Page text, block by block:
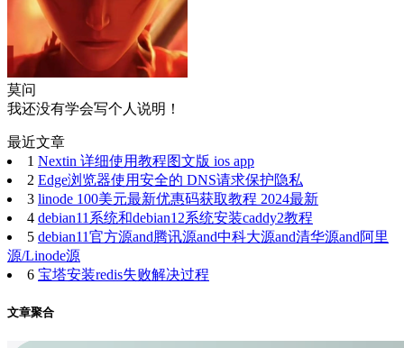
莫问
我还没有学会写个人说明！
最近文章
1 Nextin 详细使用教程图文版 ios app
2 Edge浏览器使用安全的 DNS请求保护隐私
3 linode 100美元最新优惠码获取教程 2024最新
4 debian11系统和debian12系统安装caddy2教程
5 debian11官方源and腾讯源and中科大源and清华源and阿里
源/Linode源
6 宝塔安装redis失败解决过程
文章聚合